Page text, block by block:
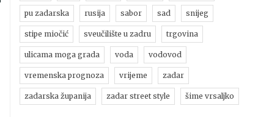
pu zadarska rusija sabor sad snijeg
stipe miočić sveučilište u zadru trgovina
ulicama moga grada voda vodovod
vremenska prognoza vrijeme zadar
zadarska županija zadar street style šime vrsaljko